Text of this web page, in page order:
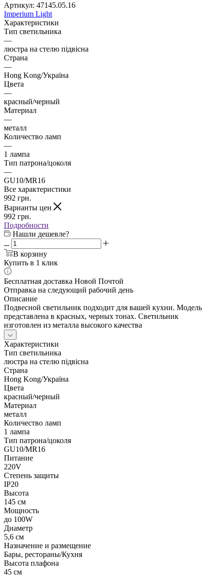
Артикул: 47145.05.16
Imperium Light
Характеристики
Тип светильника
—
люстра на стелю підвісна
Страна
—
Hong Kong/Україна
Цвета
—
красный/черный
Материал
—
металл
Количество ламп
—
1 лампа
Тип патрона/цоколя
—
GU10/MR16
Все характеристики
992 грн.
Варианты цен
992 грн.
Подробности
Нашли дешевле?
В корзину
Купить в 1 клик
Бесплатная доставка Новой Почтой
Отправка на следующий рабочий день
Описание
Подвесной светильник подходит для вашей кухни. Модель
представлена в красных, черных тонах. Светильник
изготовлен из металла высокого качества
Характеристики
Тип светильника
люстра на стелю підвісна
Страна
Hong Kong/Україна
Цвета
красный/черный
Материал
металл
Количество ламп
1 лампа
Тип патрона/цоколя
GU10/MR16
Питание
220V
Степень защиты
IP20
Высота
145 см
Мощность
до 100W
Диаметр
5,6 см
Назначение и размещение
Бары, рестораны/Кухня
Высота плафона
45 см